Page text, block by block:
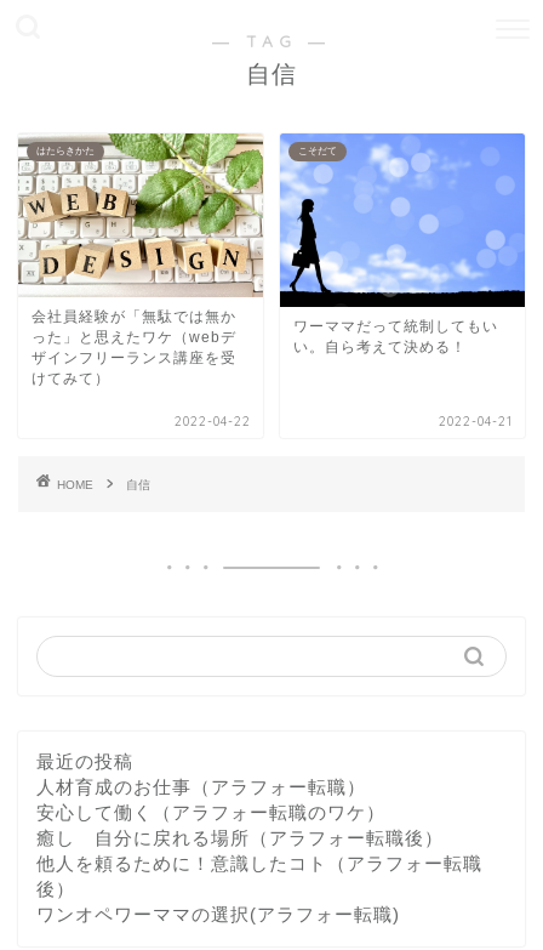
― TAG ―
自信
はたらきかた
会社員経験が「無駄では無か
った」と思えたワケ（webデ
ザインフリーランス講座を受
けてみて）
2022-04-22
こそだて
ワーママだって統制してもい
い。自ら考えて決める！
2022-04-21
HOME 自信
最近の投稿
人材育成のお仕事（アラフォー転職）
安心して働く（アラフォー転職のワケ）
癒し 自分に戻れる場所（アラフォー転職後）
他人を頼るために！意識したコト（アラフォー転職
後）
ワンオペワーママの選択(アラフォー転職)